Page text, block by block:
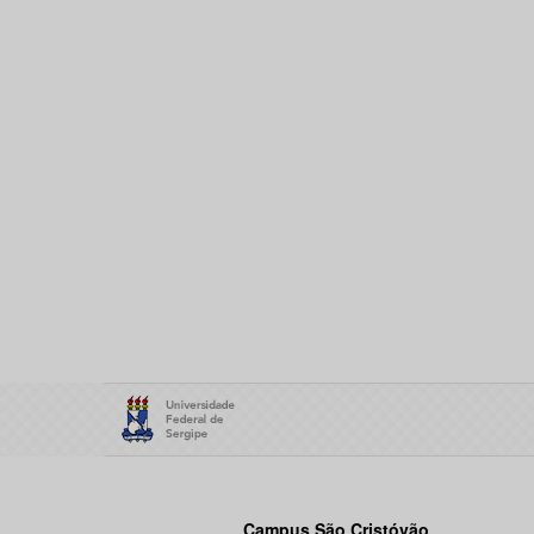
Campus São Cristóvão